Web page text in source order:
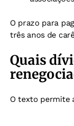
O prazo para
três anos de
Quais
O texto permite